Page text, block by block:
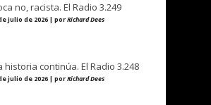
no, racista. El Radio 3.249
julio de 2026 | porRichard Dees
historia continúa. El Radio 3.248
julio de 2026 | porRichard Dees